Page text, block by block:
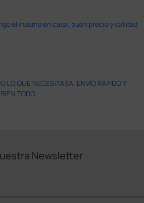
el insumo en casa, buen precio y calidad
LO QUE NECESITABA. ENVÍO RÁPIDO Y
TODO.
Newsletter